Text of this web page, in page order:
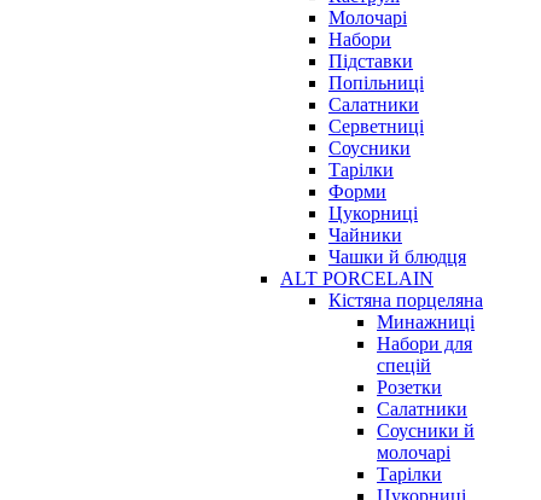
Молочарі
Набори
Підставки
Попільниці
Салатники
Серветниці
Соусники
Тарілки
Форми
Цукорниці
Чайники
Чашки й блюдця
ALT PORCELAIN
Кістяна порцеляна
Минажниці
Набори для
спецій
Розетки
Салатники
Соусники й
молочарі
Тарілки
Цукорниці